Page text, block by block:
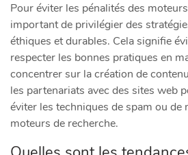
Pour éviter les pénalités des
important de privilégier des
éthiques et durables. Cela signifie
respecter les bonnes pratiques en
concentrer sur la création de
les partenariats avec des sites web
éviter les techniques de spam ou de
moteurs de recherche.